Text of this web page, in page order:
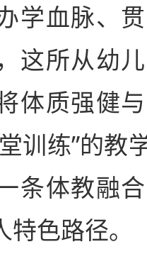
学血脉、
这所从幼
体质强健
训练”的教
条体教融
色路径。